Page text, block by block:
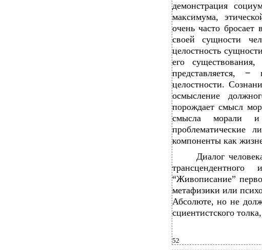
демонстрация
максимума,
очень часто
своей сущности
целостность
его
представляется, −
целостности.
осмысление
порождает смысл
смысла морали и
проблематические
компоненты как
Диалог
“Живописание”
метафизики или
Абсолюте, но не
сциентистского
52